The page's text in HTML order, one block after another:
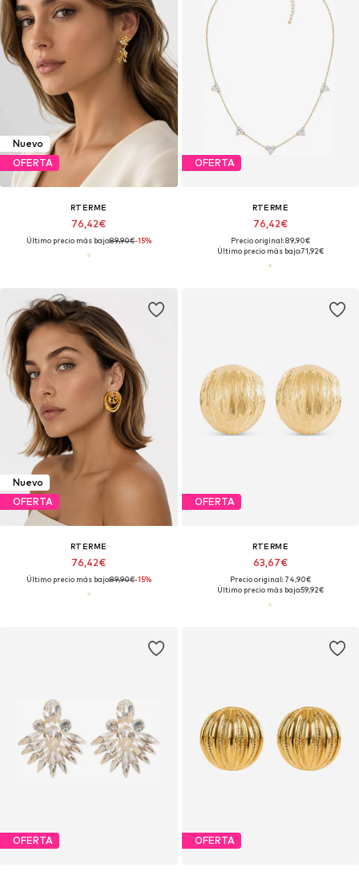
Nuevo
OFERTA
RTERME
76,42€
Último precio más bajo:89,90€-15%
OFERTA
RTERME
76,42€
Precio original: 89,90€
Último precio más bajo:71,92€
Nuevo
OFERTA
RTERME
76,42€
Último precio más bajo:89,90€-15%
OFERTA
RTERME
63,67€
Precio original: 74,90€
Último precio más bajo:59,92€
OFERTA OFERTA